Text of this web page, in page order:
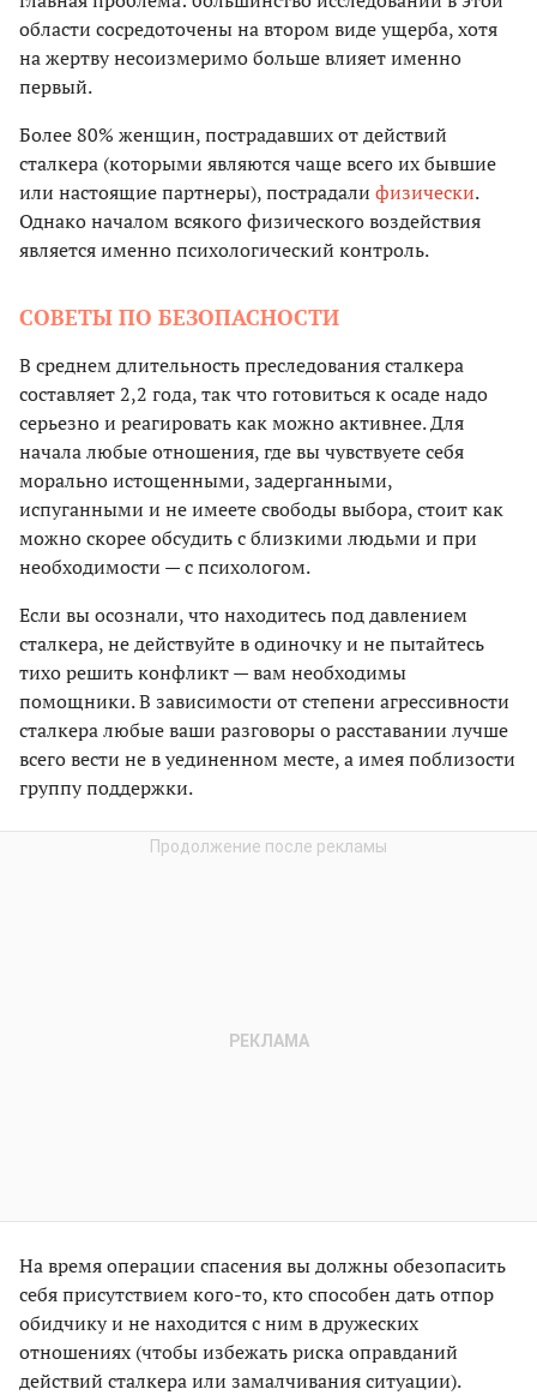
области сосредоточены на втором виде ущерба, хотя
на жертву несоизмеримо больше влияет именно
первый.
Более 80% женщин, пострадавших от действий
сталкера (которыми являются чаще всего их бывшие
или настоящие партнеры), пострадали физически.
Однако началом всякого физического воздействия
является именно психологический контроль.
СОВЕТЫ ПО БЕЗОПАСНОСТИ
В среднем длительность преследования сталкера
составляет 2,2 года, так что готовиться к осаде надо
серьезно и реагировать как можно активнее. Для
начала любые отношения, где вы чувствуете себя
морально истощенными, задерганными,
испуганными и не имеете свободы выбора, стоит как
можно скорее обсудить с близкими людьми и при
необходимости — с психологом.
Если вы осознали, что находитесь под давлением
сталкера, не действуйте в одиночку и не пытайтесь
тихо решить конфликт — вам необходимы
помощники. В зависимости от степени агрессивности
сталкера любые ваши разговоры о расставании лучше
всего вести не в уединенном месте, а имея поблизости
группу поддержки.
На время операции спасения вы должны обезопасить
себя присутствием кого-то, кто способен дать отпор
обидчику и не находится с ним в дружеских
отношениях (чтобы избежать риска оправданий
действий сталкера или замалчивания ситуации).